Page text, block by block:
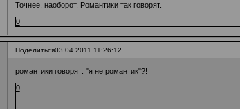
Точнее, наоборот. Романтики так говорят.
0
Поделиться03.04.2011 11:26:12
романтики говорят: "я не романтик"?!
0